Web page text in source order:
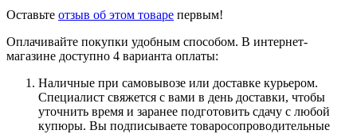
Оставьте отзыв об этом товаре первым!
Оплачивайте покупки удобным способом. В интернет-
магазине доступно 4 варианта оплаты:
Наличные при самовывозе или доставке курьером.
Специалист свяжется с вами в день доставки, чтобы
уточнить время и заранее подготовить сдачу с любой
купюры. Вы подписываете товаросопроводительные